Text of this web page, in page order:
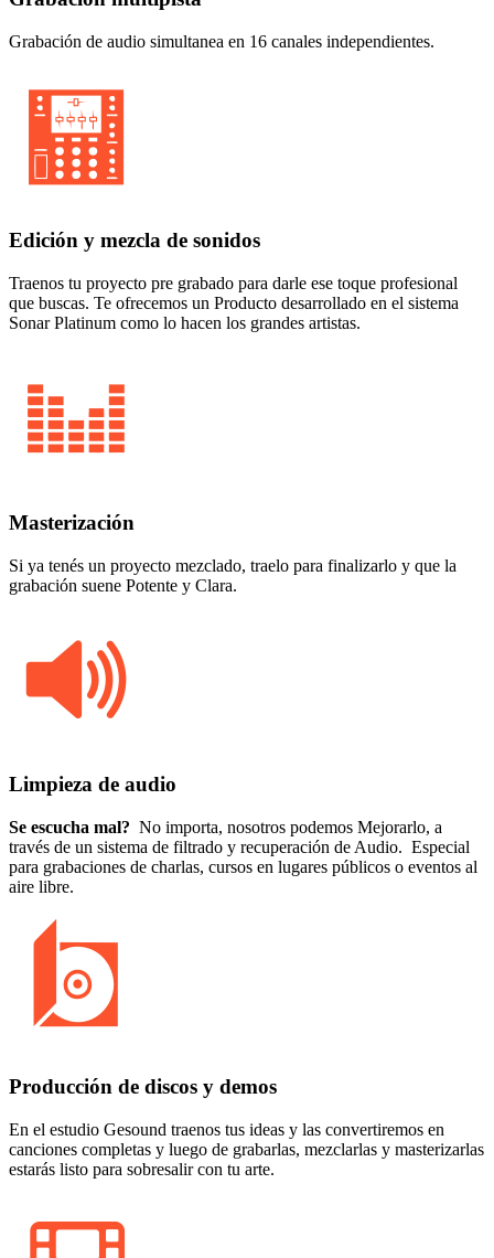
Grabación de audio simultanea en 16 canales independientes.
Edición y mezcla de sonidos
Traenos tu proyecto pre grabado para darle ese toque profesional
que buscas. Te ofrecemos un Producto desarrollado en el sistema
Sonar Platinum como lo hacen los grandes artistas.
Masterización
Si ya tenés un proyecto mezclado, traelo para finalizarlo y que la
grabación suene Potente y Clara.
Limpieza de audio
Se escucha mal? No importa, nosotros podemos Mejorarlo, a
través de un sistema de filtrado y recuperación de Audio. Especial
para grabaciones de charlas, cursos en lugares públicos o eventos al
aire libre.
Producción de discos y demos
En el estudio Gesound traenos tus ideas y las convertiremos en
canciones completas y luego de grabarlas, mezclarlas y masterizarlas
estarás listo para sobresalir con tu arte.